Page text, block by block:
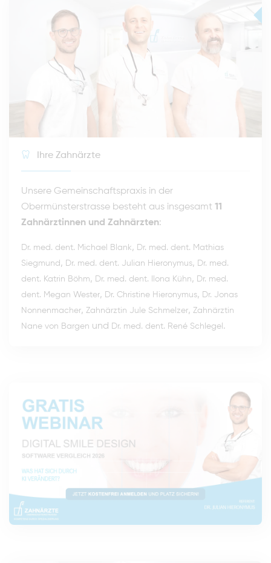
Ihre Zahnärzte
Unsere Gemeinschaftspraxis in der
Obermünsterstrasse besteht aus insgesamt 11
Zahnärztinnen und Zahnärzten:
Dr. med. dent. Michael Blank, Dr. med. dent. Mathias
Siegmund , Dr. med. dent. Julian Hieronymus, Dr. med.
dent. Katrin Böhm, Dr. med. dent. Ilona Kühn, Dr. med.
dent. Megan Wester, Dr. Christine Hieronymus, Dr. Jonas
Nonnenmacher, Zahnärztin Jule Schmelzer, Zahnärztin
Nane von Bargen und Dr. med. dent. René Schlegel .